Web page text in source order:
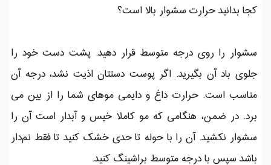
کجا بدانید حرارت سشوار بالا است؟
سشوار را روی درجه متوسط قرار دهید. پشت دست خود را
جلوی باد آن بگیرید. اگر پوست دستتان اذیت نشد، درجه آن
مناسب است. حرارت داغ و دایمی موهای شما را از بین می
برد. در ضمن، هنگامی که مو کاملا خیس و آبدار است آن را
سشوار نکشید. آن را با حوله تا حدی خشک کنید تا فقط نم‌دار
باشد سپس با درجه متوسط براشینگ کنید.